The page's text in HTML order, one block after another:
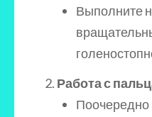
Выполните
Работа с
Поочередно